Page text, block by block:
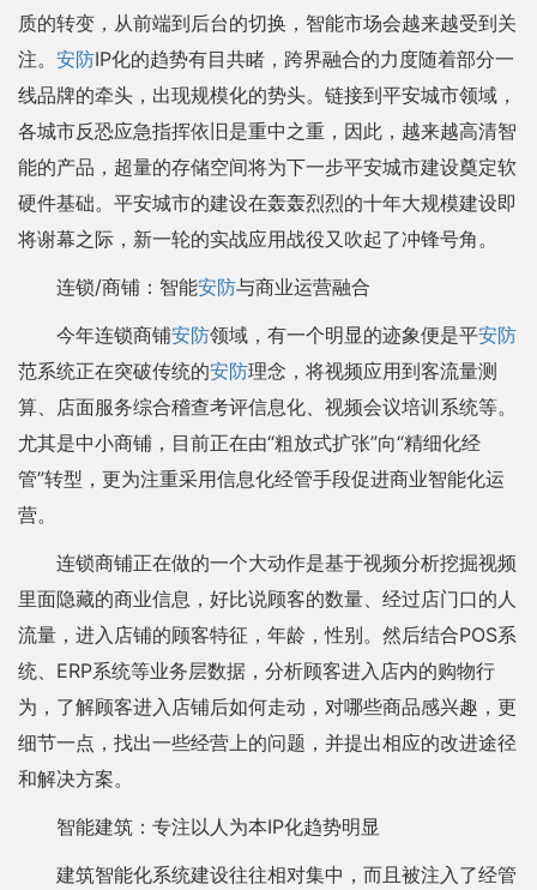
质的转变，从前端到后台的切换，智能市场会越来越受到关
注。 安防IP化的趋势有目共睹，跨界融合的力度随着部分一
线品牌的牵头，出现规模化的势头。链接到平安城市领域，
各城市反恐应急指挥依旧是重中之重，因此，越来越高清智
能的产品，超量的存储空间将为下一步平安城市建设奠定软
硬件基础。平安城市的建设在轰轰烈烈的十年大规模建设即
将谢幕之际，新一轮的实战应用战役又吹起了冲锋号角。
连锁/商铺：智能安防与商业运营融合
今年连锁商铺安防领域，有一个明显的迹象便是平安防
范系统正在突破传统的安防理念，将视频应用到客流量测
算、店面服务综合稽查考评信息化、视频会议培训系统等。
尤其是中小商铺，目前正在由“粗放式扩张”向“精细化经
管”转型，更为注重采用信息化经管手段促进商业智能化运
营。
连锁商铺正在做的一个大动作是基于视频分析挖掘视频
里面隐藏的商业信息，好比说顾客的数量、经过店门口的人
流量，进入店铺的顾客特征，年龄，性别。然后结合POS系
统、ERP系统等业务层数据，分析顾客进入店内的购物行
为，了解顾客进入店铺后如何走动，对哪些商品感兴趣，更
细节一点，找出一些经营上的问题，并提出相应的改进途径
和解决方案。
智能建筑：专注以人为本IP化趋势明显
建筑智能化系统建设往往相对集中，而且被注入了经管